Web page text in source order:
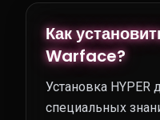
Как
Warface?
Установка HYPER
специальных